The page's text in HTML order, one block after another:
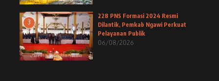
3
228 PNS Formasi 2024 Resmi
Dilantik, Pemkab Ngawi Perkuat
Pelayanan Publik
06/08/2026